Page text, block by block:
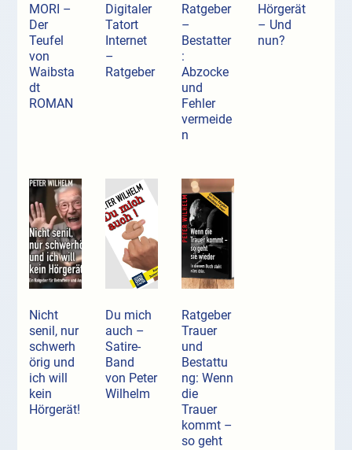
MORI –
Der
Teufel
von
Waibsta
dt
ROMAN
Digitaler
Tatort
Internet
–
Ratgeber
Ratgeber
–
Bestatter
:
Abzocke
und
Fehler
vermeide
n
Hörgerät
– Und
nun?
Nicht
senil, nur
schwerh
örig und
ich will
kein
Hörgerät!
Du mich
auch –
Satire-
Band
von Peter
Wilhelm
Ratgeber
Trauer
und
Bestattu
ng: Wenn
die
Trauer
kommt –
so geht